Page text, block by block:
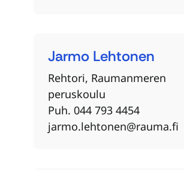
Lehtonen
Jarmo
Rehtori, Raumanmeren
peruskoulu
Puh. 044 793 4454
jarmo.lehtonen@rauma.fi